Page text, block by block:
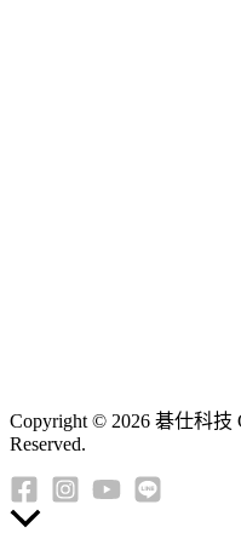
Copyright © 2026 碁仕科技
Reserved.